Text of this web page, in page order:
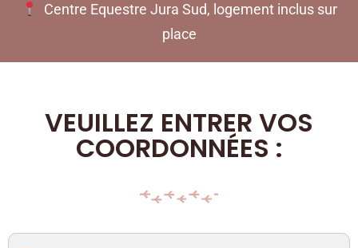
Centre Equestre Jura Sud, logement inclus sur
place
VEUILLEZ ENTRER VOS
COORDONNÉES :